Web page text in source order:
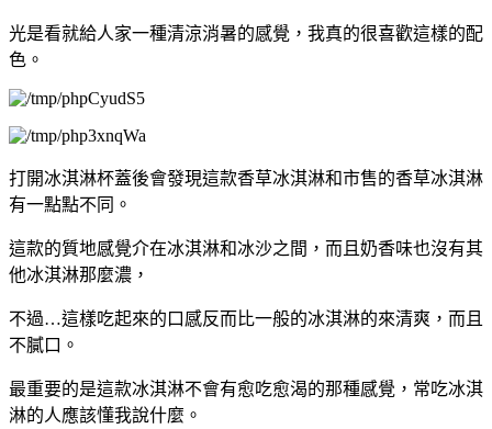
光是看就給人家一種清涼消暑的感覺，我真的很喜歡這樣的配
色。
打開冰淇淋杯蓋後會發現這款香草冰淇淋和市售的香草冰淇淋
有一點點不同。
這款的質地感覺介在冰淇淋和冰沙之間，而且奶香味也沒有其
他冰淇淋那麼濃，
不過…這樣吃起來的口感反而比一般的冰淇淋的來清爽，而且
不膩口。
最重要的是這款冰淇淋不會有愈吃愈渴的那種感覺，常吃冰淇
淋的人應該懂我說什麼。